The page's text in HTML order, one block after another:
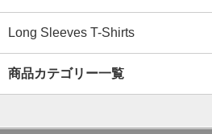
Long Sleeves T-Shirts
商品カテゴリー一覧